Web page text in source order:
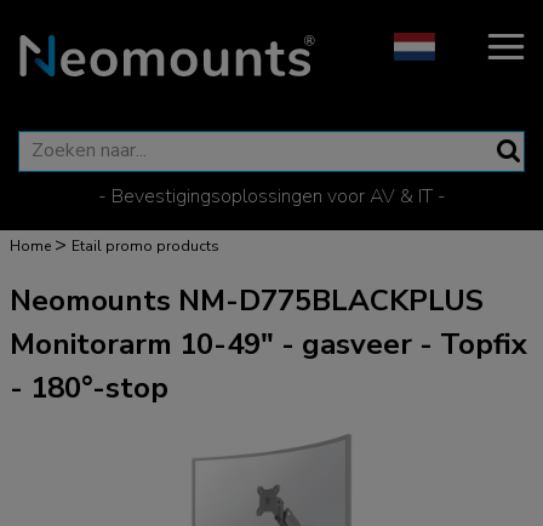
- Bevestigingsoplossingen voor AV & IT -
Home > Etail promo products
Neomounts NM-D775BLACKPLUS
Monitorarm 10-49" - gasveer - Topfix
- 180°-stop